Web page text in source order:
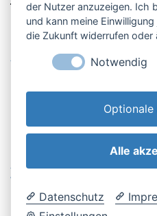
Öffnungszeiten
Anfahrt & Kontakt
Retouren-Portal
AGB & Kundeninfo
Widerrufsbelehrung
Datenschutzerklärung
der Nutzer anzuzeigen. Ich
und kann meine
die Zukunft widerrufen oder
Notwendig
Optionale
Alle
Datenschutz